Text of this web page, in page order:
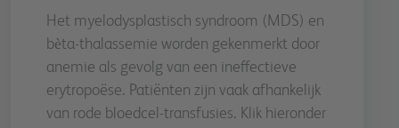
Het myelodysplastisch syndroom (MDS) en
bѐta-thalassemie worden gekenmerkt door
anemie als gevolg van een ineffectieve
erytropoëse. Patiënten zijn vaak afhankelijk
van rode bloedcel-transfusies. Klik hieronder